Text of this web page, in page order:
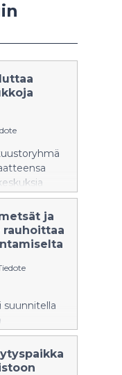
ehdoilla.
ja
suunnitella
alueille,